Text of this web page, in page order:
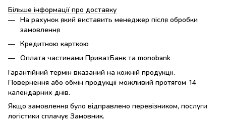
Більше інформації про доставку
На рахунок який виставить менеджер після обробки
замовлення
Кредитною карткою
Оплата частинами ПриватБанк та monobank
Гарантійний термін вказаний на кожній продукції.
Повернення або обмін продукції можливий протягом 14
календарних днів.
Якщо замовлення було відправлено перевізником, послуги
логістики сплачує Замовник.